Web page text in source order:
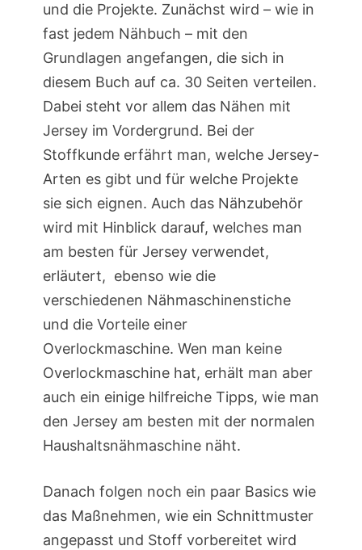
und die Projekte. Zunächst wird – wie in
fast jedem Nähbuch – mit den
Grundlagen angefangen, die sich in
diesem Buch auf ca. 30 Seiten verteilen.
Dabei steht vor allem das Nähen mit
Jersey im Vordergrund. Bei der
Stoffkunde erfährt man, welche Jersey-
Arten es gibt und für welche Projekte
sie sich eignen. Auch das Nähzubehör
wird mit Hinblick darauf, welches man
am besten für Jersey verwendet,
erläutert, ebenso wie die
verschiedenen Nähmaschinenstiche
und die Vorteile einer
Overlockmaschine. Wen man keine
Overlockmaschine hat, erhält man aber
auch ein einige hilfreiche Tipps, wie man
den Jersey am besten mit der normalen
Haushaltsnähmaschine näht.
Danach folgen noch ein paar Basics wie
das Maßnehmen, wie ein Schnittmuster
angepasst und Stoff vorbereitet wird